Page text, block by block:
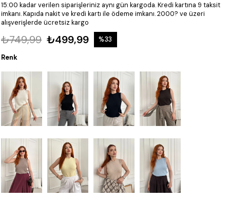
15:00 kadar verilen siparişleriniz aynı gün kargoda.Kredi kartına 9 taksit
imkanı.Kapıda nakit ve kredi kartı ile ödeme imkanı.2000? ve üzeri
alışverişlerde ücretsiz kargo
₺749,99 ₺499,99 %33
Renk